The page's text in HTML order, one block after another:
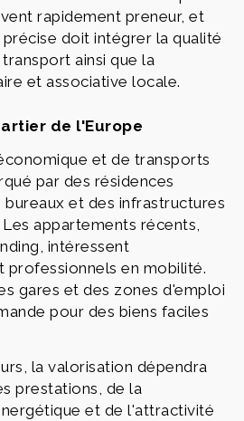
rapidement preneur, et
doit intégrer la qualité
ainsi que la
et associative locale.
de l'Europe
et de transports
par des résidences
et des infrastructures
appartements récents,
intéressent
professionnels en mobilité.
gares et des zones d'emploi
pour des biens faciles
la valorisation dépendra
prestations, de la
et de l'attractivité